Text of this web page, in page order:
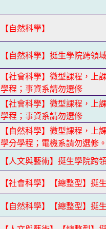
【自然科學】
【自然科學】挺生學院跨領
【社會科學】微型課程，上
學程；事資系請勿選修
【社會科學】微型課程，上
學程；事資系請勿選修
【自然科學】微型課程，上
學分學程；電機系請勿選修
【人文與藝術】挺生學院跨
【社會科學】【總整型】挺
【自然科學】【總整型】挺